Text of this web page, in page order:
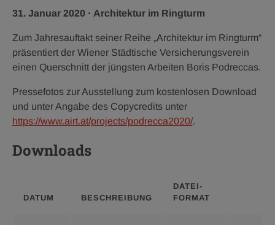
Veröffentlichungsdatum:
31. Januar 2020 · Kategorie:
Architektur im Ringturm
Zum Jahresauftakt seiner Reihe „Architektur im Ringturm“
präsentiert der Wiener Städtische Versicherungsverein
einen Querschnitt der jüngsten Arbeiten Boris Podreccas.
Pressefotos zur Ausstellung zum kostenlosen Download
und unter Angabe des Copycredits unter
https://www.airt.at/projects/podrecca2020/.
Downloads
DATUM BESCHREIBUNG
DATEI­
FORMAT